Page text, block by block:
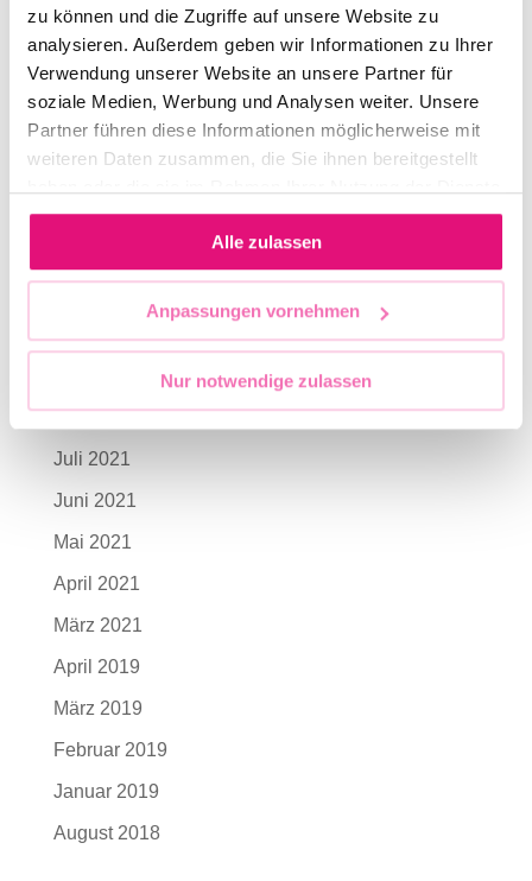
zu können und die Zugriffe auf unsere Website zu
analysieren. Außerdem geben wir Informationen zu Ihrer
Verwendung unserer Website an unsere Partner für
soziale Medien, Werbung und Analysen weiter. Unsere
Partner führen diese Informationen möglicherweise mit
weiteren Daten zusammen, die Sie ihnen bereitgestellt
gesammelt haben.
Alle zulassen
Anpassungen vornehmen
Nur notwendige zulassen
Juni 2022
Mai 2022
April 2022
März 2022
Februar 2022
Oktober 2021
September 2021
August 2021
Juli 2021
Juni 2021
Mai 2021
April 2021
März 2021
April 2019
März 2019
Februar 2019
Januar 2019
August 2018